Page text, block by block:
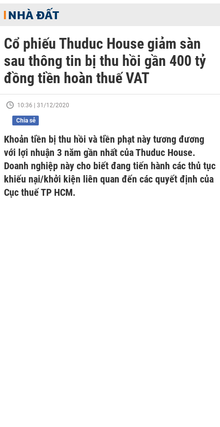
NHÀ ĐẤT
Cổ phiếu Thuduc House giảm sàn
sau thông tin bị thu hồi gần 400 tỷ
đồng tiền hoàn thuế VAT
10:36 | 31/12/2020
Chia sẻ
Khoản tiền bị thu hồi và tiền phạt này tương đương
với lợi nhuận 3 năm gần nhất của Thuduc House.
Doanh nghiệp này cho biết đang tiến hành các thủ tục
khiếu nại/khởi kiện liên quan đến các quyết định của
Cục thuế TP HCM.